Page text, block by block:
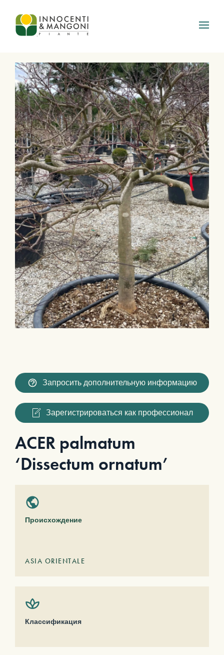
Skip to main content
Запросить дополнительную информацию
Зарегистрироваться как профессионал
ACER palmatum
‘Dissectum ornatum’
Происхождение
ASIA ORIENTALE
Классификация